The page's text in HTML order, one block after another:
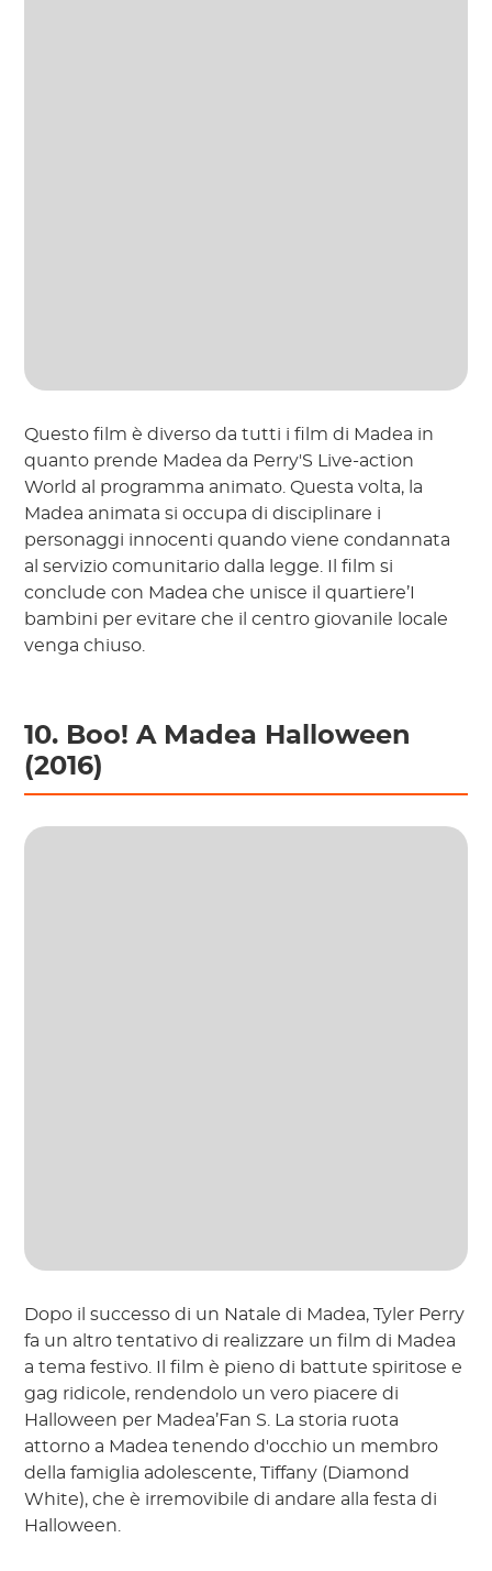
Questo film è diverso da tutti i film di Madea in
quanto prende Madea da Perry'S Live-action
World al programma animato. Questa volta, la
Madea animata si occupa di disciplinare i
personaggi innocenti quando viene condannata
al servizio comunitario dalla legge. Il film si
conclude con Madea che unisce il quartiere’I
bambini per evitare che il centro giovanile locale
venga chiuso.
10. Boo! A Madea Halloween
(2016)
Dopo il successo di un Natale di Madea, Tyler Perry
fa un altro tentativo di realizzare un film di Madea
a tema festivo. Il film è pieno di battute spiritose e
gag ridicole, rendendolo un vero piacere di
Halloween per Madea’Fan S. La storia ruota
attorno a Madea tenendo d'occhio un membro
della famiglia adolescente, Tiffany (Diamond
White), che è irremovibile di andare alla festa di
Halloween.